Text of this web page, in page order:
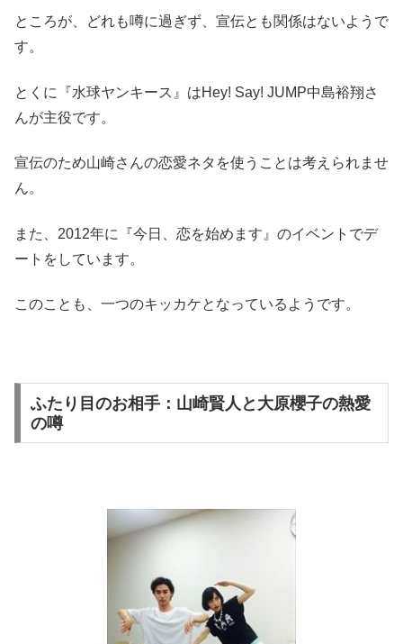
ところが、どれも噂に過ぎず、宣伝とも関係はないようで
す。
とくに『水球ヤンキース』はHey! Say! JUMP中島裕翔さ
んが主役です。
宣伝のため山崎さんの恋愛ネタを使うことは考えられませ
ん。
また、2012年に『今日、恋を始めます』のイベントでデ
ートをしています。
このことも、一つのキッカケとなっているようです。
ふたり目のお相手：山崎賢人と大原櫻子の熱愛
の噂